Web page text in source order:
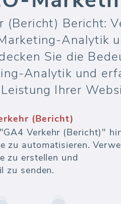
Bericht:
Analytik
Sie die
Analytik und
Ihrer
(Bericht)
Verkehr (Bericht)"
zu automatisieren.
zu erstellen und
zu senden.